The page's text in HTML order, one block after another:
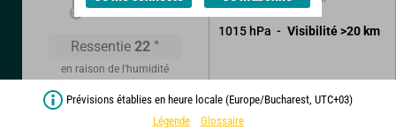
Ressentie 22 °
en raison de l'humidité
1015 hPa Visibilité >20 km
Prévisions établies en heure locale (Europe/Bucharest, UTC+03)
Légende
Glossaire